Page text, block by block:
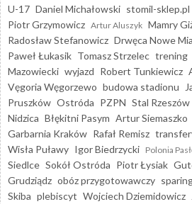
U-17 Daniel Michałowski stomil-sklep.pl
Piotr Grzymowicz Artur Aluszyk Mamry
Radosław Stefanowicz Drwęca Nowe
Paweł Łukasik Tomasz Strzelec trening
Mazowiecki wyjazd Robert Tunkiewicz
Vęgoria Węgorzewo budowa stadionu
Pruszków Ostróda PZPN Stal Rzeszów
Nidzica Błękitni Pasym Artur Siemaszko
Garbarnia Kraków Rafał Remisz
Wisła Puławy Igor Biedrzycki Polonia
Siedlce Sokół Ostróda Piotr Łysiak
Grudziądz obóz przygotowawczy
Skiba plebiscyt Wojciech Dziemidowicz